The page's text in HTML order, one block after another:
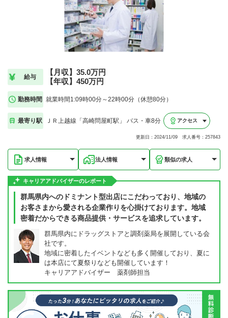
給与
【月収】35.0万円
【年収】450万円
勤務時間 就業時間1:09時00分～22時00分（休憩80分）
最寄り駅 ＪＲ上越線「高崎問屋町駅」 バス・車8分 アクセス
更新日：2024/11/09 求人番号：257843
求人情報 法人情報 類似の求人
キャリアアドバイザーのレポート
群馬県内へのドミナント型出店にこだわっており、地域の
お客さまから愛される企業作りを心掛けております。地域
密着だからできる商品提供・サービスを追求しています。
群馬県内にドラッグストアと調剤薬局を展開している会
社です。
地域に密着したイベントなども多く開催しており、夏に
は本店にて夏祭りなども開催しています！
キャリアアドバイザー 薬剤師担当